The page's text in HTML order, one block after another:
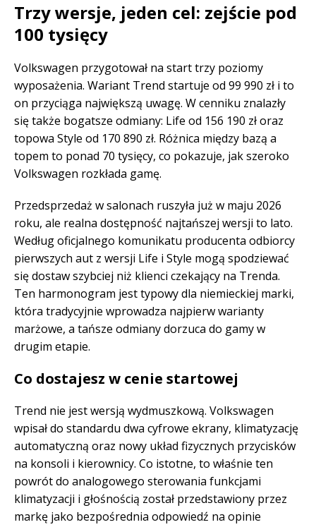
Trzy wersje, jeden cel: zejście pod
100 tysięcy
Volkswagen przygotował na start trzy poziomy
wyposażenia. Wariant Trend startuje od 99 990 zł i to
on przyciąga największą uwagę. W cenniku znalazły
się także bogatsze odmiany: Life od 156 190 zł oraz
topowa Style od 170 890 zł. Różnica między bazą a
topem to ponad 70 tysięcy, co pokazuje, jak szeroko
Volkswagen rozkłada gamę.
Przedsprzedaż w salonach ruszyła już w maju 2026
roku, ale realna dostępność najtańszej wersji to lato.
Według oficjalnego komunikatu producenta odbiorcy
pierwszych aut z wersji Life i Style mogą spodziewać
się dostaw szybciej niż klienci czekający na Trenda.
Ten harmonogram jest typowy dla niemieckiej marki,
która tradycyjnie wprowadza najpierw warianty
marżowe, a tańsze odmiany dorzuca do gamy w
drugim etapie.
Co dostajesz w cenie startowej
Trend nie jest wersją wydmuszkową. Volkswagen
wpisał do standardu dwa cyfrowe ekrany, klimatyzację
automatyczną oraz nowy układ fizycznych przycisków
na konsoli i kierownicy. Co istotne, to właśnie ten
powrót do analogowego sterowania funkcjami
klimatyzacji i głośnością został przedstawiony przez
markę jako bezpośrednia odpowiedź na opinie